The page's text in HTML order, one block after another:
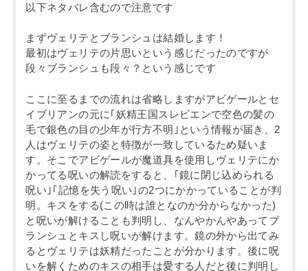
以下ネタバレ含むので注意です
まずヴェリテとブランシュは結婚します！
最初はヴェリテの片思いという感じだったのですが
段々ブランシュも段々？という感じです
ここに至るまでの流れは省略しますがアビゲールとセ
イブリアンの元に｢妖精王国スレビエンで空色の髪の
毛で銀色の目の少年が行方不明｣という情報が届き、2
人はヴェリテの姿と特徴が一致しているため疑いま
す。そこでアビゲールが魔道具を使用しヴェリテにか
かってる呪いの解読をすると、｢鏡に閉じ込められる
呪い｣｢記憶を失う呪い｣の2つにかかっていることが判
明。キスをする(この時は誰となのか分からなかった)
と呪いが解けることも判明し、なんやかんやあってブ
ランシュとキスし呪いが解けます。鏡の外から出てみ
るとヴェリテは妖精だったことが分かります。後に呪
いを解くためのキスの相手は愛する人だと後に判明し